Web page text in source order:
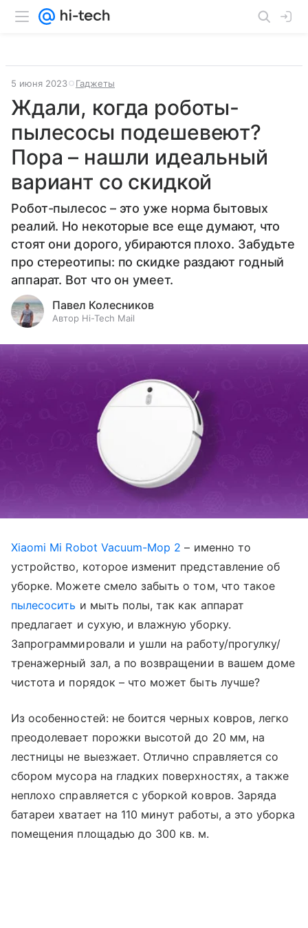
5 июня 2023 Гаджеты
Ждали, когда роботы-
пылесосы подешевеют?
Пора – нашли идеальный
вариант со скидкой
Робот-пылесос – это уже норма бытовых
реалий. Но некоторые все еще думают, что
стоят они дорого, убираются плохо. Забудьте
про стереотипы: по скидке раздают годный
аппарат. Вот что он умеет.
Павел Колесников
Автор Hi-Tech Mail
Xiaomi Mi Robot Vacuum-Mop 2 – именно то
устройство, которое изменит представление об
уборке. Можете смело забыть о том, что такое
пылесосить и мыть полы, так как аппарат
предлагает и сухую, и влажную уборку.
Запрограммировали и ушли на работу/прогулку/
тренажерный зал, а по возвращении в вашем доме
чистота и порядок – что может быть лучше?
Из особенностей: не боится черных ковров, легко
преодолевает порожки высотой до 20 мм, на
лестницы не выезжает. Отлично справляется со
сбором мусора на гладких поверхностях, а также
неплохо справляется с уборкой ковров. Заряда
батареи хватает на 110 минут работы, а это уборка
помещения площадью до 300 кв. м.